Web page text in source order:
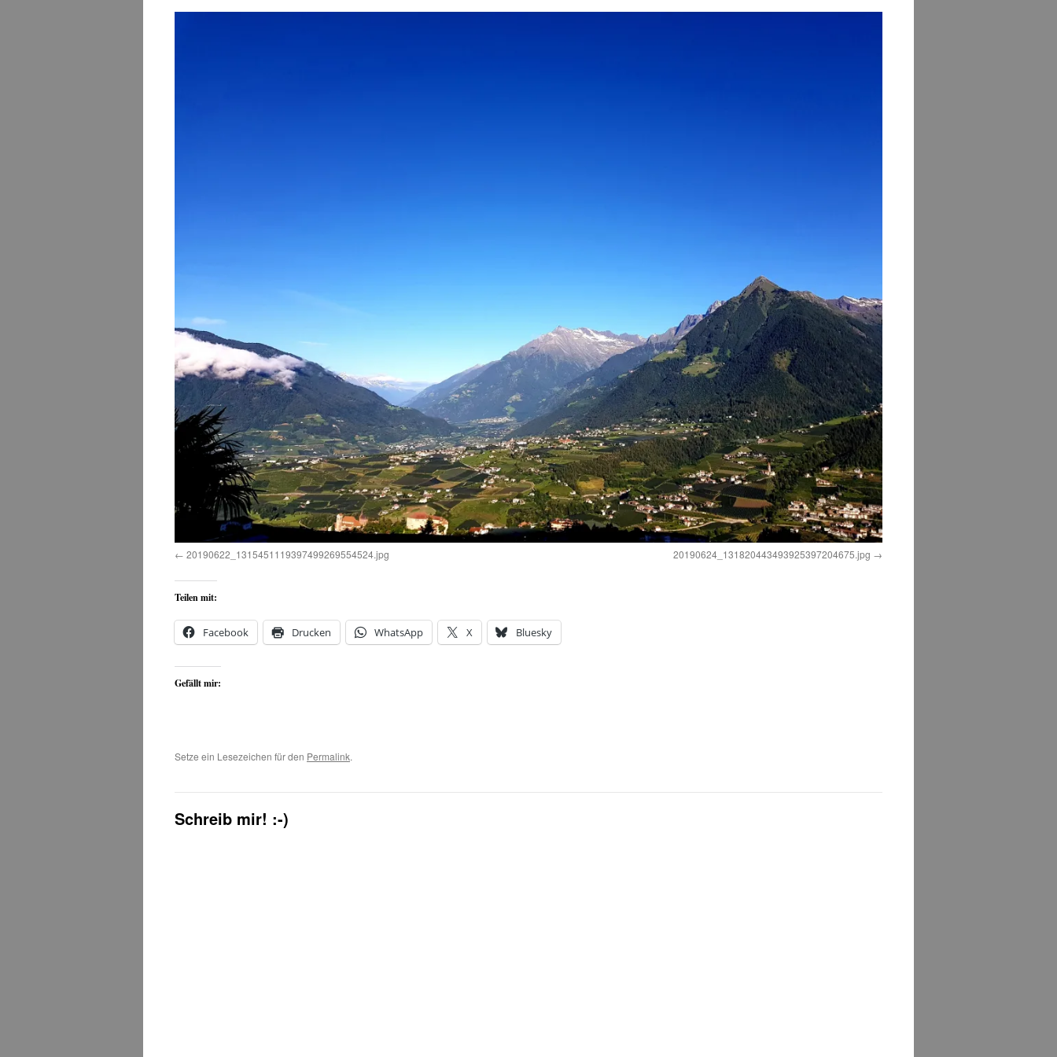
20190622_1315451119397499269554524.jpg 20190624_131820443493925397204675.jpg
Teilen mit:
Facebook Drucken WhatsApp X Bluesky
Gefällt mir:
Setze ein Lesezeichen für den Permalink.
Schreib mir! :-)